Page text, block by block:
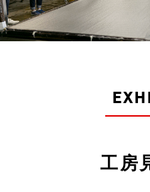
CONTENTS
EXHIBITOR
工房